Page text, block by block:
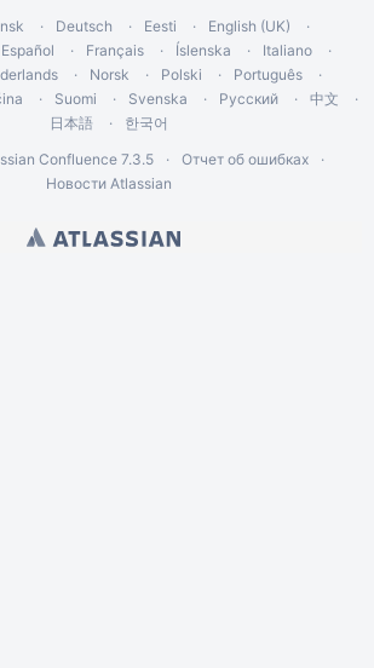
Deutsch Eesti
English (UK)
Español Français Íslenska
Italiano
Norsk Polski
Português
Suomi Svenska Русский
中文
日本語
한국어
Confluence 7.3.5
Отчет об ошибках
Новости Atlassian